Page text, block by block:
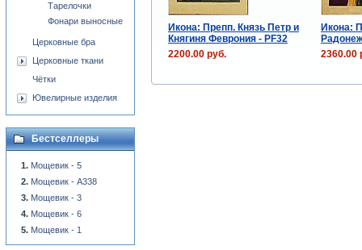
Икона: Препп. Князь Петр и
Княгиня Феврония - PF32
Икона:
2200.00 руб.
2360.00
Тарелочки
Фонари выносные
Церковные бра
Церковные ткани
Чётки
Ювелирные изделия
Бестселлеры
Мощевик - 5
Мощевик - A338
Мощевик - 3
Мощевик - 6
Мощевик - 1